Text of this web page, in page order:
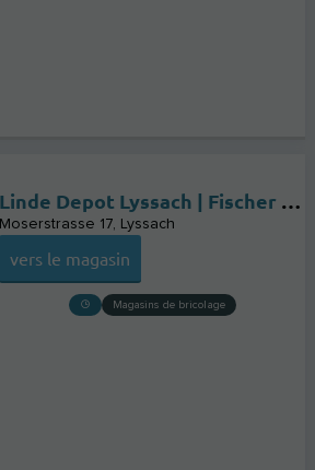
Linde Depot Lyssach | Fischer & Cie AG
Moserstrasse 17 Lyssach
vers le magasin
Magasins de bricolage